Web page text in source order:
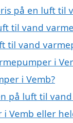
på en luft til
til vand
til vand
i
i Vemb?
på luft til
Vemb eller